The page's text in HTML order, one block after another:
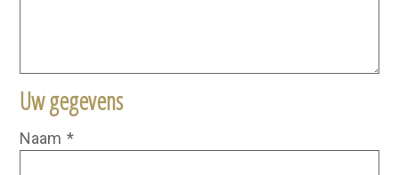
Uw gegevens
Naam *